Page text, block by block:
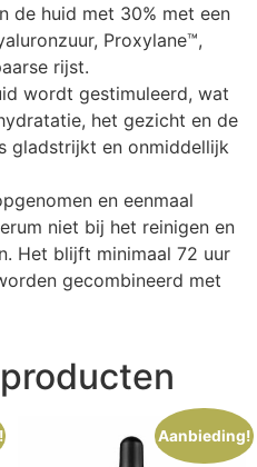
de huid met 30% met een
Proxylane™,
rijst.
wordt gestimuleerd, wat
het gezicht en de
gladstrijkt en onmiddellijk
en eenmaal
niet bij het reinigen en
Het blijft minimaal 72 uur
gecombineerd met
Aanbieding!